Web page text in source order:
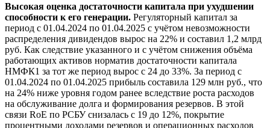
Высокая оценка достаточности капитала при ухудшении
способности к его генерации. Регуляторный капитал за
период с 01.04.2024 по 01.04.2025 с учётом невозможности
распределения дивидендов вырос на 22% и составил 1,2 млрд
руб. Как следствие указанного и с учётом снижения объёма
работающих активов норматив достаточности капитала
НМФК1 за тот же период вырос с 24 до 33%. За период с
01.04.2024 по 01.04.2025 прибыль составила 129 млн руб., что
на 24% ниже уровня годом ранее вследствие роста расходов
на обслуживание долга и формирования резервов. В этой
связи RoE по РСБУ снизалась с 19 до 12%, покрытие
процентными доходами резервов и операционных расходов